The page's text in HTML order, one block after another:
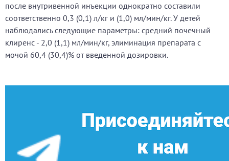
после внутривенной инъекции однократно составили
соответственно 0,3 (0,1) л/кг и (1,0) мл/мин/кг. У детей
наблюдались следующие параметры: средний почечный
клиренс - 2,0 (1,1) мл/мин/кг, элиминация препарата с
мочой 60,4 (30,4)% от введенной дозировки.